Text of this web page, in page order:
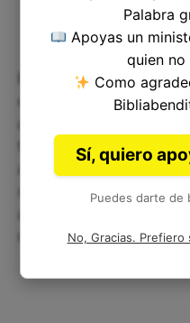
Podemos aplicar este
diaria al construir
tiempo a la oración, la
adoración. También
sacrificio al ofrecer
misericordia hacia
Palabra
Apoyas un
quien
Como
Sí, quiero
Puedes darte de
No, Gracias.